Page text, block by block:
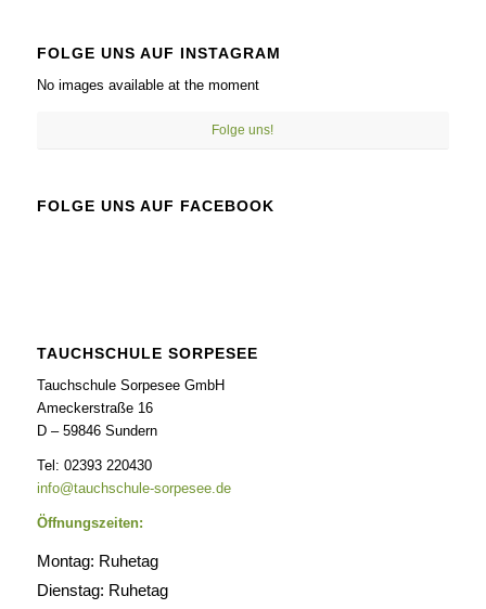
FOLGE UNS AUF INSTAGRAM
No images available at the moment
Folge uns!
FOLGE UNS AUF FACEBOOK
TAUCHSCHULE SORPESEE
Tauchschule Sorpesee GmbH
Ameckerstraße 16
D – 59846 Sundern
Tel: 02393 220430
info@tauchschule-sorpesee.de
Öffnungszeiten:
Montag: Ruhetag
Dienstag: Ruhetag